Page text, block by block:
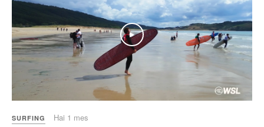
Play
SURFING Hai 1 mes